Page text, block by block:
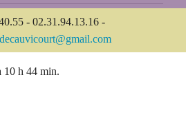
- 02.31.94.13.16 -
10 h 44 min.